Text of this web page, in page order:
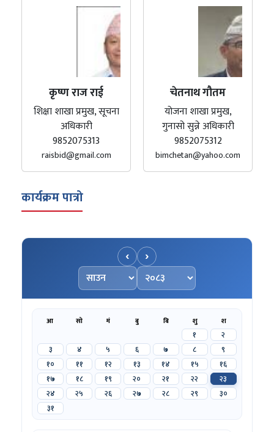
कृष्ण राज राई
शिक्षा शाखा प्रमुख, सूचना
अधिकारी
9852075313
raisbid@gmail.com
चेतनाथ गौतम
योजना शाखा प्रमुख,
गुनासो सुन्ने अधिकारी
9852075312
bimchetan@yahoo.com
कार्यक्रम पात्रो
‹
महिना चयन गर्नुहोस्
वर्ष चयन गर्नुहोस्
›
आ सो मं बु बि शु श
१
२
३
४ ५ ६ ७ ८
९
१०
११ १२ १३ १४ १५
१६
१७
१८ १९ २० २१ २२
२३
२४
२५ २६ २७ २८ २९
३०
३१